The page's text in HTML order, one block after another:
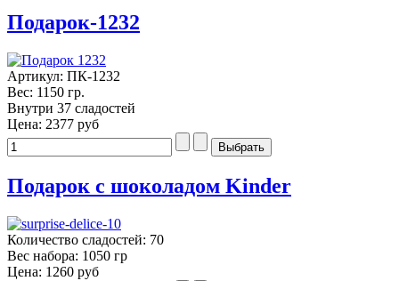
Подарок-1232
Артикул: ПК-1232
Вес: 1150 гр.
Внутри 37 сладостей
Цена: 2377 руб
Подарок с шоколадом Kinder
Количество сладостей: 70
Вес набора: 1050 гр
Цена: 1260 руб